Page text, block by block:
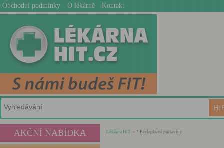
Obchodní podmínky O lékárně Kontakt
AKČNÍ NABÍDKA Lékárna HIT » * Bezlepkové potraviny